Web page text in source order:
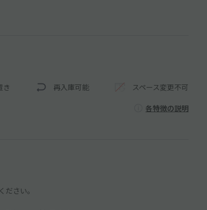
き 再入庫可能 スペース変更不可
各特徴の説明
さい。